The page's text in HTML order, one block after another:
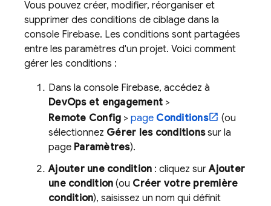
Vous pouvez créer, modifier, réorganiser et
supprimer des conditions de ciblage dans la
console Firebase. Les conditions sont partagées
entre les paramètres d'un projet. Voici comment
gérer les conditions :
Dans la console Firebase, accédez à
DevOps et engagement >
Remote Config >page Conditions
(ou
sélectionnez Gérer les conditionssur la
page Paramètres).
Ajouter une condition : cliquez surAjouter
une condition (ou Créer votre première
condition), saisissez un nom qui définit